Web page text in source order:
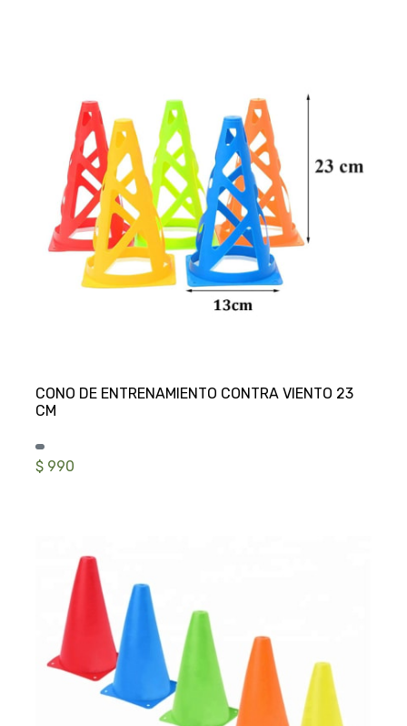
CONO DE ENTRENAMIENTO CONTRA VIENTO 23
$ 990